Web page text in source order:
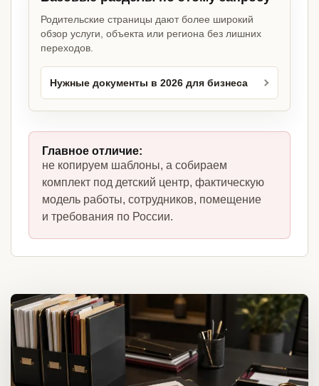
Родительские страницы дают более широкий
обзор услуги, объекта или региона без лишних
переходов.
Нужные документы в 2026 для бизнеса
Главное отличие:
не копируем шаблоны, а собираем
комплект под детский центр, фактическую
модель работы, сотрудников, помещение
и требования по России.